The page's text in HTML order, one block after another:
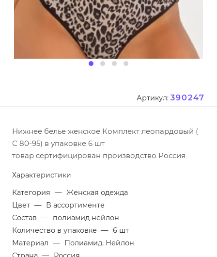
Артикул: 390247
Нижнее белье женское Комплект леопардовый (
С 80-95) в упаковке 6 шт
товар сертифицирован производство Россия
Характеристики
Категория — Женская одежда
Цвет — В ассортименте
Состав — полиамид нейлон
Количество в упаковке — 6 шт
Материал — Полиамид, Нейлон